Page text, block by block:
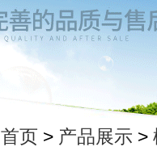
首页 > 产品展示 >